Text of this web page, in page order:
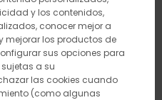
y los contenidos,
conocer mejor a
mejorar los productos de
sus opciones para
a su
las cookies cuando
(como algunas